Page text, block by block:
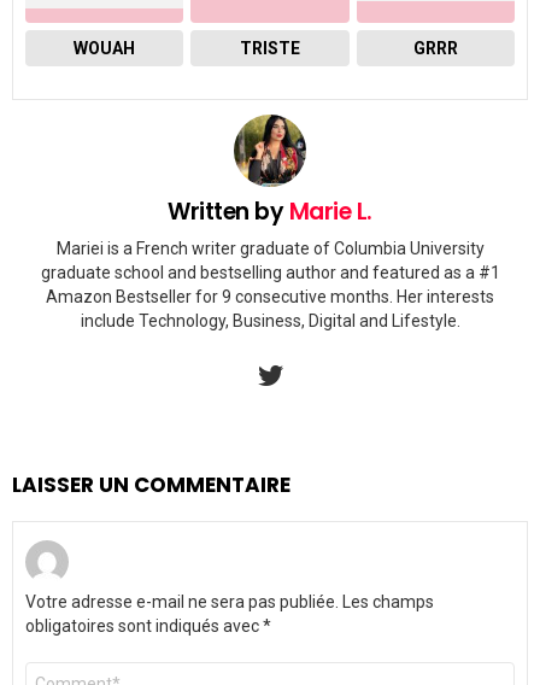
WOUAH TRISTE GRRR
Written byMarie L.
Mariei is a French writer graduate of Columbia University
graduate school and bestselling author and featured as a #1
Amazon Bestseller for 9 consecutive months. Her interests
include Technology, Business, Digital and Lifestyle.
LAISSER UN COMMENTAIRE
Votre adresse e-mail ne sera pas publiée.
Les champs
obligatoires sont indiqués avec*
Commentaire